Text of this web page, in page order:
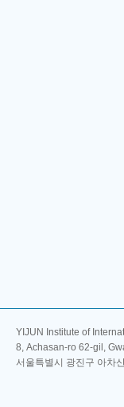
YIJUN Institute of
8, Achasan-ro 62-gil,
서울특별시 광진구 아차